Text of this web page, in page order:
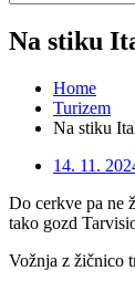
Na stiku
Home
Turizem
Na stiku
14. 11.
Do cerkve pa ne
tako gozd
Vožnja z žičnico